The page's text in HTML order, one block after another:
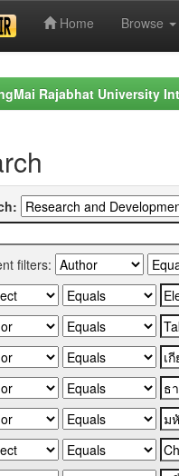
Home Browse
Rajabhat University
filters: